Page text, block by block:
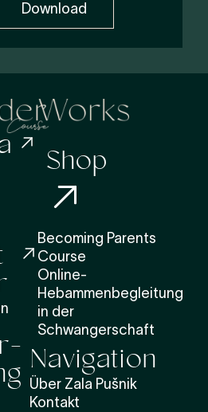
Download
Shop
Becoming Parents
Course
Online-
Hebammenbegleitung
in der
Schwangerschaft
Navigation
Über Zala Pušnik
Kontakt